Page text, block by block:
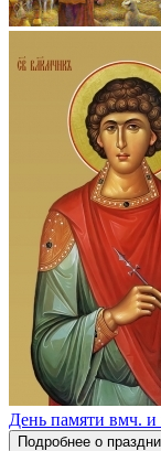
День памяти вмч. и
Подробнее о